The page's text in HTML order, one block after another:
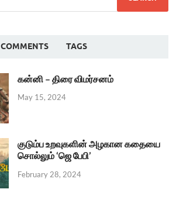
COMMENTS TAGS
கன்னி – திரை விமர்சனம்
May 15, 2024
குடும்ப உறவுகளின் அழகான கதையை
சொல்லும் ‘ஜெ பேபி’
February 28, 2024